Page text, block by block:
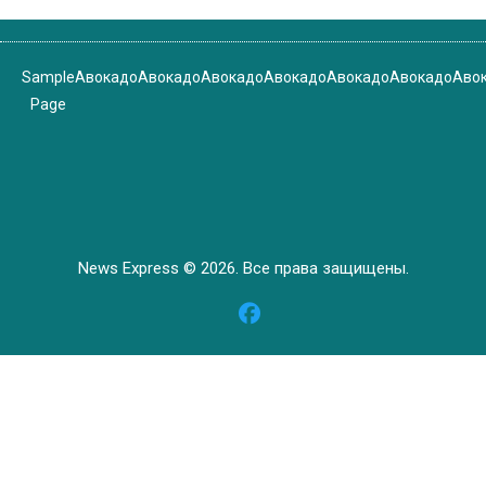
Sample
Page
АвокадоАвокадоАвокадоАвокадоАвокадоАвокадо
News Express © 2026. Все права защищены.